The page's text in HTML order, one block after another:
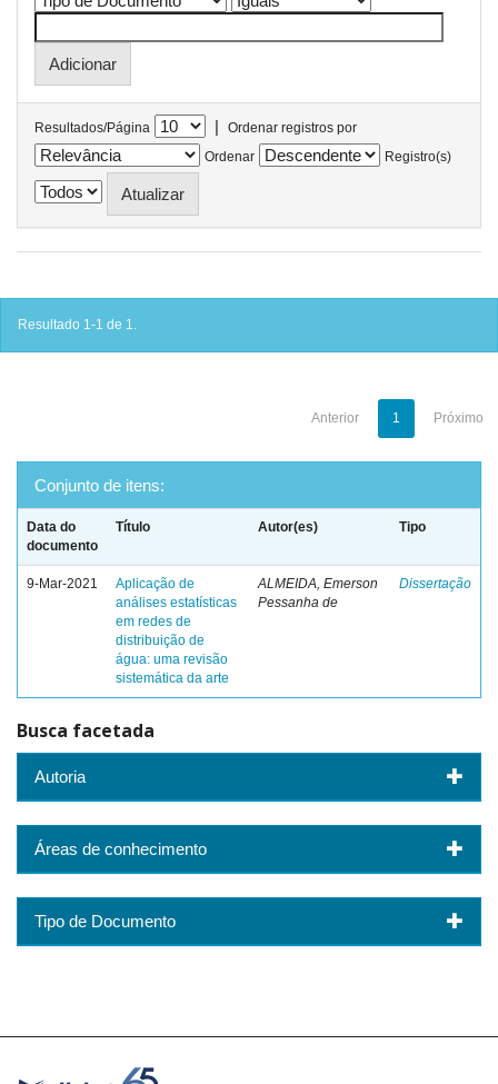
Resultados/Página |
Ordenar registros por
Ordenar
Registro(s)
Resultado 1-1 de 1.
Anterior 1 Próximo
Conjunto de itens:
Data do
documento
Título Autor(es) Tipo
9-Mar-2021
Aplicação de
análises estatísticas
em redes de
distribuição de
água: uma revisão
sistemática da arte
ALMEIDA, Emerson
Pessanha de
Dissertação
Busca facetada
Autoria
Áreas de conhecimento
Tipo de Documento